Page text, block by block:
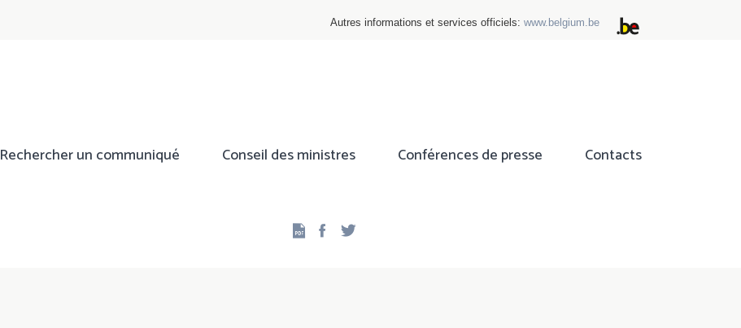
Autres informations et services officiels: www.belgium.be
Rechercher un communiqué Conseil des ministres Conférences de presse Contacts
Facebook